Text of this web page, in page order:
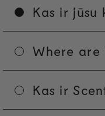
Kas ir jūsu
Where are
Kas ir